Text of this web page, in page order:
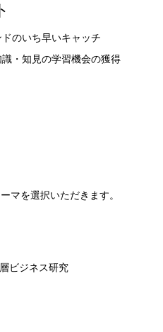
のいち早いキャッチ
・知見の学習機会の獲得
マを選択いただきます。
ビジネス研究